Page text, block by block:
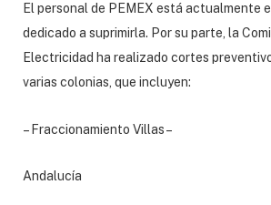
El personal de PEMEX está actualmente
dedicado a suprimirla. Por su parte, la
Electricidad ha realizado cortes
varias colonias, que incluyen:
– Fraccionamiento Villas–
Andalucía